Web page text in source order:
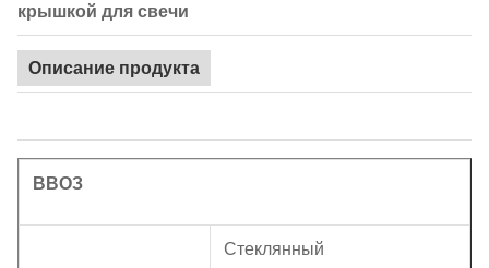
крышкой для свечи
Описание продукта
ВВОЗ
Стеклянный